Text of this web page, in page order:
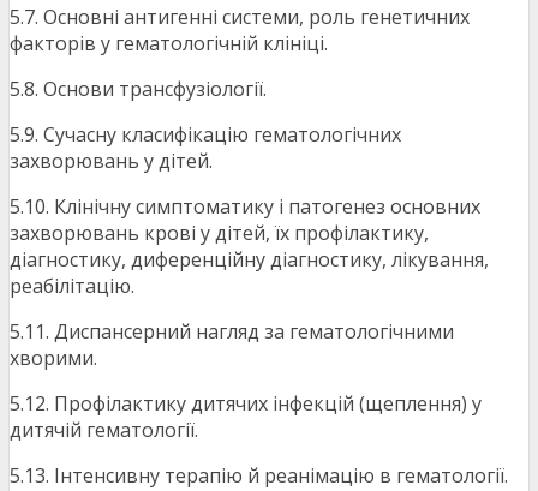
5.7. Основні антигенні системи, роль генетичних
факторів у гематологічній клініці.
5.8. Основи трансфузіології.
5.9. Сучасну класифікацію гематологічних
захворювань у дітей.
5.10. Клінічну симптоматику і патогенез основних
захворювань крові у дітей, їх профілактику,
діагностику, диференційну діагностику, лікування,
реабілітацію.
5.11. Диспансерний нагляд за гематологічними
хворими.
5.12. Профілактику дитячих інфекцій (щеплення) у
дитячій гематології.
5.13. Інтенсивну терапію й реанімацію в гематології.